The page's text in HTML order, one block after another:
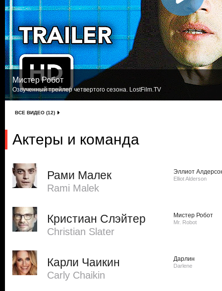
Мистер Робот
Озвученный трейлер четвертого сезона. LostFilm.TV
ВСЕ ВИДЕО (12)
Актеры и команда
Рами Малек
Rami Malek
Эллиот
Elliot Alderson
Кристиан Слэйтер
Christian Slater
Мистер Робот
Mr. Robot
Карли Чаикин
Carly Chaikin
Дарлин
Darlene